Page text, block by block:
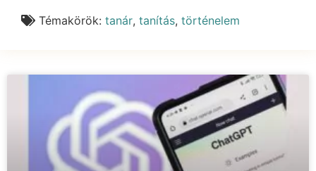
Témakörök: tanár, tanítás, történelem